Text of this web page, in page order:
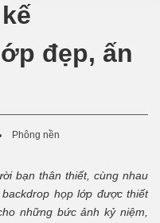
đẹp, ấn
Phông nền
bạn thân thiết, cùng nhau
họp lớp được thiết
những bức ảnh kỷ niệm,